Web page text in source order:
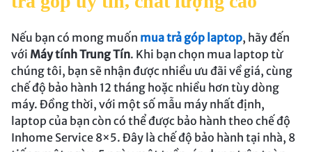
Nếu bạn có mong muốn mua trả góp laptop, hãy đến
với Máy tính Trung Tín. Khi bạn chọn mua laptop từ
chúng tôi, bạn sẽ nhận được nhiều ưu đãi về giá, cùng
chế độ bảo hành 12 tháng hoặc nhiều hơn tùy dòng
máy. Đồng thời, với một số mẫu máy nhất định,
laptop của bạn còn có thể được bảo hành theo chế độ
Inhome Service 8×5. Đây là chế độ bảo hành tại nhà, 8